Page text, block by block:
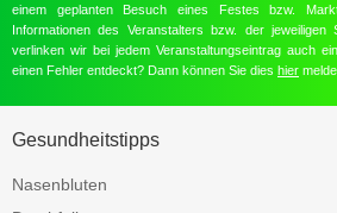
einem geplanten Besuch eines Festes bzw.
Informationen des Veranstalters bzw. der
verlinken wir bei jedem Veranstaltungseintrag auch
einen Fehler entdeckt? Dann können Sie dies hier
Gesundheitstipps
Nasenbluten